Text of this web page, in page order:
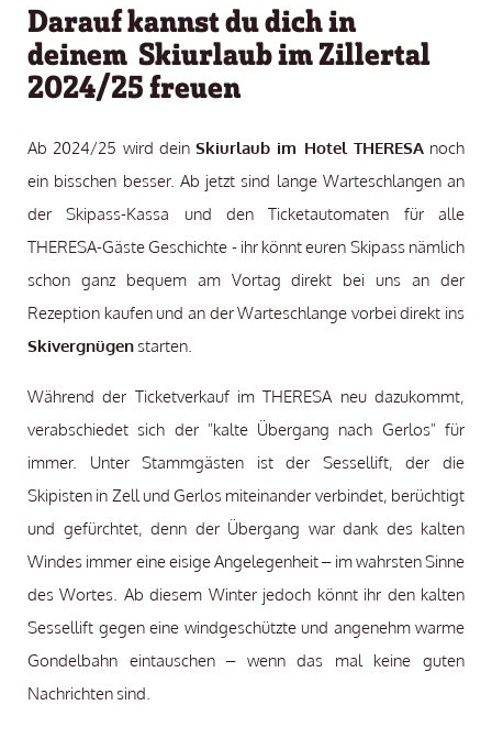
Darauf kannst du dich in
deinem Skiurlaub im Zillertal
2024/25 freuen
Ab 2024/25 wird dein Skiurlaub im Hotel THERESAnoch
ein bisschen besser. Ab jetzt sind lange Warteschlangen an
der Skipass-Kassa und den Ticketautomaten für alle
THERESA-Gäste Geschichte - ihr könnt euren Skipass nämlich
schon ganz bequem am Vortag direkt bei uns an der
Rezeption kaufen und an der Warteschlange vorbei direkt ins
Skivergnügen starten.
Während der Ticketverkauf im THERESA neu dazukommt,
verabschiedet sich der "kalte Übergang nach Gerlos" für
immer. Unter Stammgästen ist der Sessellift, der die
Skipisten in Zell und Gerlos miteinander verbindet, berüchtigt
und gefürchtet, denn der Übergang war dank des kalten
Windes immer eine eisige Angelegenheit – im wahrsten Sinne
des Wortes. Ab diesem Winter jedoch könnt ihr den kalten
Sessellift gegen eine windgeschützte und angenehm warme
Gondelbahn eintauschen – wenn das mal keine guten
Nachrichten sind.